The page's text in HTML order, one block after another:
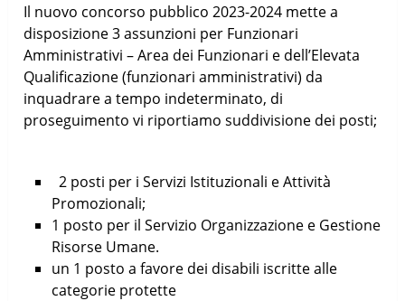
Il nuovo concorso pubblico 2023-2024 mette a
disposizione 3 assunzioni per Funzionari
Amministrativi – Area dei Funzionari e dell’Elevata
Qualificazione (funzionari amministrativi) da
inquadrare a tempo indeterminato, di
proseguimento vi riportiamo suddivisione dei posti;
2 posti per i Servizi Istituzionali e Attività
Promozionali;
1 posto per il Servizio Organizzazione e Gestione
Risorse Umane.
un 1 posto a favore dei disabili iscritte alle
categorie protette